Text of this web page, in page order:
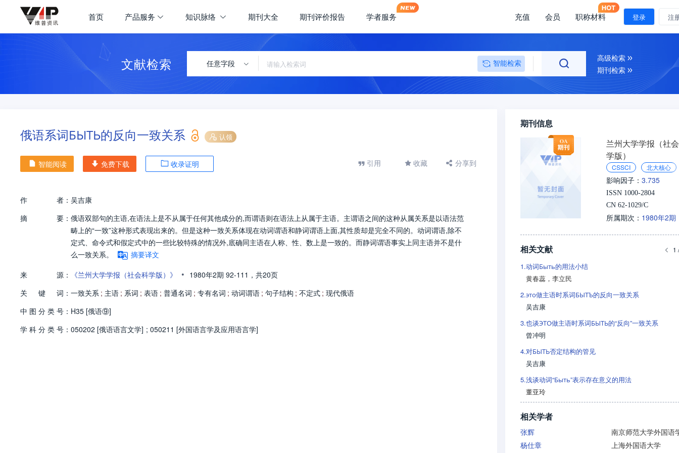
首页 产品服务 知识脉络 期刊大全 期刊评价报告 学者服务 充值 会员 职称材料 登录 注
文献检索 任意字段 智能检索
高级检索
期刊检索
俄语系词БЫТЬ的反向一致关系 认领
智能阅读 免费下载 收录证明 引用 收藏 分享到
作 者： 吴吉康
摘
要： 俄语双部句的主语,在语法上是不从属于任何其他成分的,而谓语则在语法上从属于主语。主谓语之间的这种从属关系是以语法范
畴上的“一致”这种形式表现出来的。但是这种一致关系体现在动词谓语和静词谓语上面,其性质却是完全不同的。动词谓语,除不
定式、命令式和假定式中的一些比较特殊的情况外,底确同主语在人称、性、数上是一致的。而静词谓语事实上同主语并不是什
么一致关系。
摘要译文
来
源： 《兰州大学学报（社会科学版）》 • 1980年2期 92-111， 共20页
关
键 词： 一致关系 ; 主语 ; 系词 ; 表语 ; 普通名词 ; 专有名词 ; 动词谓语 ; 句子结构 ; 不定式 ; 现代俄语
中 图 分 类 号： H35 [俄语⑨]
学 科 分 类 号： 050202 [俄语语言文学] ; 050211 [外国语言学及应用语言学]
期刊信息
兰州大学学报（社
学版）
CSSCI 北大核心
影响因子： 3.735
ISSN 1000-2804
CN 62-1029/C
所属期次： 1980年2期
相关文献 1
1.动词Быть的用法小结
黄春蕊 ， 李立民
2.это做主语时系词БЫТЪ的反向一致关系
吴吉康
3.也谈ЭТО做主语时系词БЫТЬ的“反向”一致关系
曾冲明
4.对БЫТЬ否定结构的管见
吴吉康
5.浅谈动词“Быть”表示存在意义的用法
董亚玲
相关学者
张辉
南京师范大学外国语
杨仕章
上海外国语大学